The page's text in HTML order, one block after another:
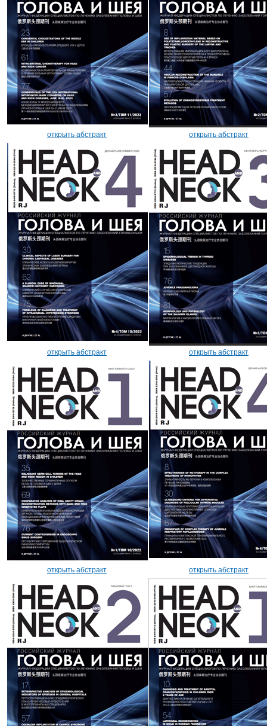
открыть абстракт открыть абстракт
открыть абстракт открыть абстракт
открыть абстракт открыть абстракт